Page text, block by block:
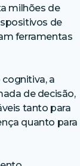
milhões de
de
ferramentas
a
de decisão,
tanto para
quanto para